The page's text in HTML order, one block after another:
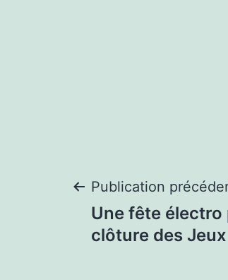
de
Publication
Une fête
clôture des